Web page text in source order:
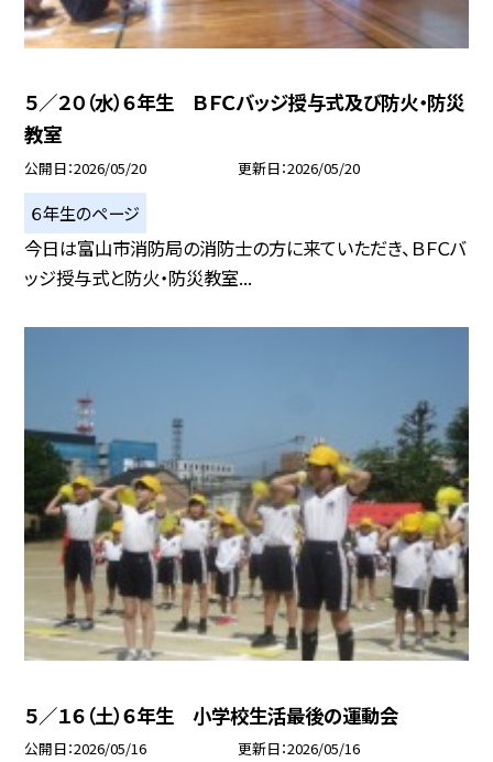
５／２０（水）６年生 ＢＦＣバッジ授与式及び防火・防災
教室
公開日 2026/05/20 更新日 2026/05/20
６年生のページ
今日は富山市消防局の消防士の方に来ていただき、ＢＦＣバ
ッジ授与式と防火・防災教室...
５／１６（土）６年生 小学校生活最後の運動会
公開日 2026/05/16 更新日 2026/05/16